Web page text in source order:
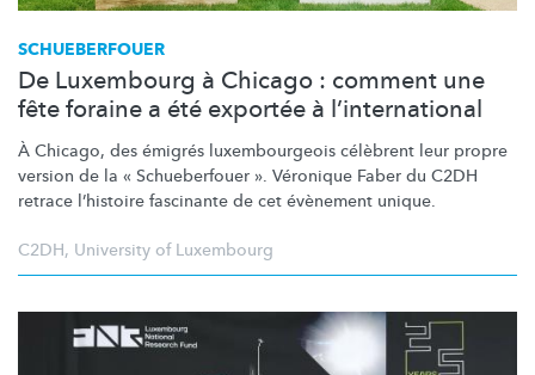
SCHUEBERFOUER
De Luxembourg à Chicago : comment une
fête foraine a été exportée à l’international
À Chicago, des émigrés luxembourgeois célèbrent leur propre
version de la « Schueberfouer ». Véronique Faber du C2DH
retrace l’histoire fascinante de cet évènement unique.
C2DH, University of Luxembourg